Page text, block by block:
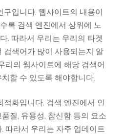
구입니다. 웹사이트의 내용이
록 검색 엔진에서 상위에 노
. 따라서 우리는 우리의 타겟
검색어가 많이 사용되는지 알
리의 웹사이트에 해당 검색어
할 수 있도록 해야합니다.
화입니다. 검색 엔진에서 인
질, 유용성, 참신함 등의 요소
따라서 우리는 자주 업데이트